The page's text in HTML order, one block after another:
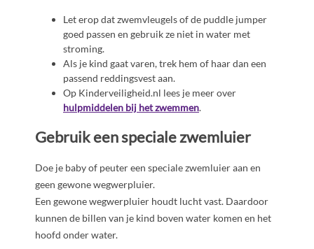
Let erop dat zwemvleugels of de puddle jumper
goed passen en gebruik ze niet in water met
stroming.
Als je kind gaat varen, trek hem of haar dan een
passend reddingsvest aan.
Op Kinderveiligheid.nl lees je meer over
hulpmiddelen bij het zwemmen.
Gebruik een speciale zwemluier
Doe je baby of peuter een speciale zwemluier aan en
geen gewone wegwerpluier.
Een gewone wegwerpluier houdt lucht vast. Daardoor
kunnen de billen van je kind boven water komen en het
hoofd onder water.